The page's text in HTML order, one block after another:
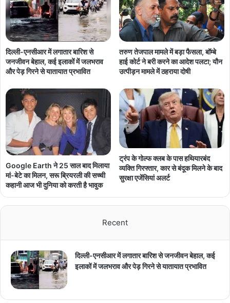
दिल्ली-एनसीआर में लगातार बारिश से
जनजीवन बेहाल, कई इलाकों में जलभराव
और पेड़ गिरने से यातायात प्रभावित
तरुण तेजपाल मामले में बड़ा फैसला, बॉम्बे
हाई कोर्ट ने बरी करने का आदेश पलटा; यौन
उत्पीड़न मामले में ठहराया दोषी
Google Earth ने 25 साल बाद मिलाया
मां-बेटे का मिलन, सरू ब्रियरली की सच्ची
कहानी आज भी दुनिया को करती है भावुक
ट्रंप के गोल्फ क्लब के पास हथियारबंद
व्यक्ति गिरफ्तार, कार से बंदूक मिलने के बाद
सुरक्षा एजेंसियां अलर्ट
Recent
दिल्ली-एनसीआर में लगातार बारिश से जनजीवन बेहाल, कई
इलाकों में जलभराव और पेड़ गिरने से यातायात प्रभावित